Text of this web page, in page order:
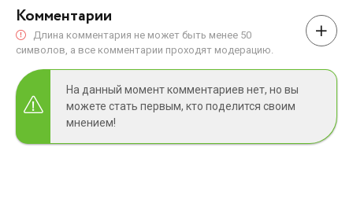
Комментарии
Длина комментария не может быть менее 50
символов, а все комментарии проходят модерацию.
На данный момент комментариев нет, но вы
можете стать первым, кто поделится своим
мнением!